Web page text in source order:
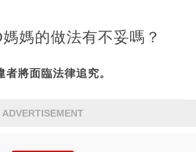
媽的做法有不妥嗎？
將面臨法律追究。
ADVERTISEMENT